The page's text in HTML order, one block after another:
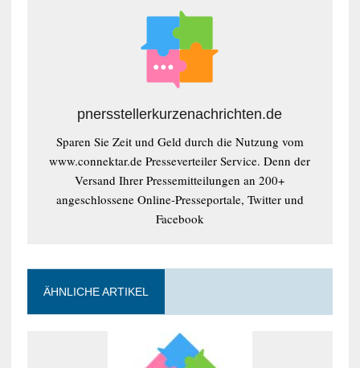
pnersstellerkurzenachrichten.de
Sparen Sie Zeit und Geld durch die Nutzung vom
www.connektar.de Presseverteiler Service. Denn der
Versand Ihrer Pressemitteilungen an 200+
angeschlossene Online-Presseportale, Twitter und
Facebook
ÄHNLICHE ARTIKEL